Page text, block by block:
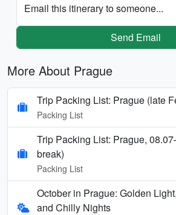
Email this itinerary to someone...
Send Email
More About Prague
Trip Packing List: Prague (late
Packing List
Trip Packing List: Prague,
break)
Packing List
October in Prague: Golden
and Chilly Nights